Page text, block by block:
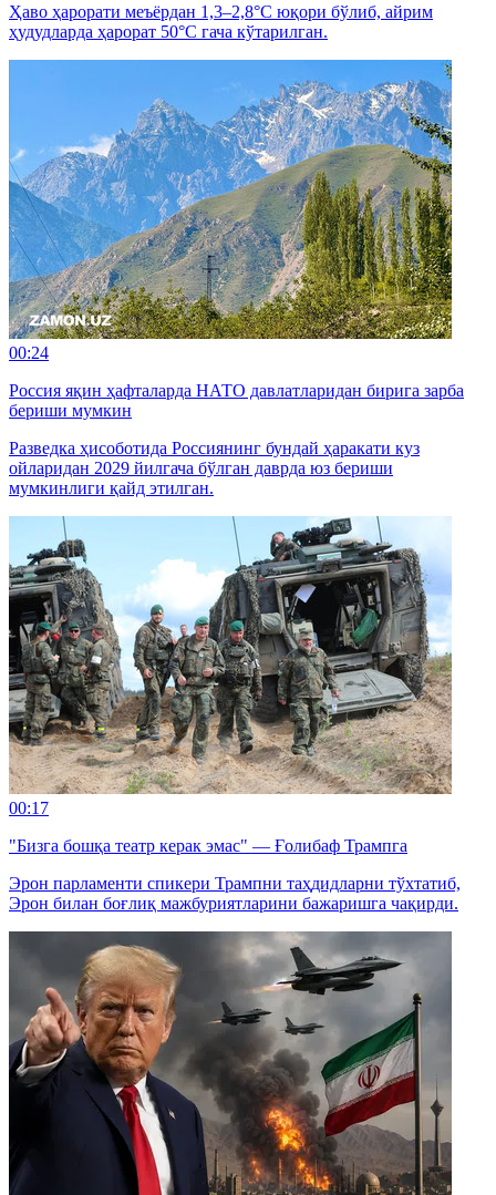
Ҳаво ҳарорати меъёрдан 1,3–2,8°C юқори бўлиб, айрим
ҳудудларда ҳарорат 50°C гача кўтарилган.
00:24
Россия яқин ҳафталарда НАТО давлатларидан бирига зарба
бериши мумкин
Разведка ҳисоботида Россиянинг бундай ҳаракати куз
ойларидан 2029 йилгача бўлган даврда юз бериши
мумкинлиги қайд этилган.
00:17
"Бизга бошқа театр керак эмас" — Ғолибаф Трампга
Эрон парламенти спикери Трампни таҳдидларни тўхтатиб,
Эрон билан боғлиқ мажбуриятларини бажаришга чақирди.